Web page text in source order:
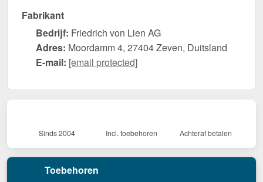
Fabrikant
Bedrijf: Friedrich von Lien AG
Adres: Moordamm 4, 27404 Zeven, Duitsland
E-mail: [email protected]
Sinds 2004 Incl. toebehoren Achteraf betalen
Toebehoren